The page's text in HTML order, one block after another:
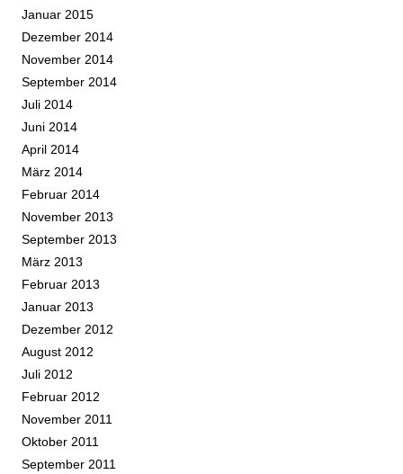
Januar 2015
Dezember 2014
November 2014
September 2014
Juli 2014
Juni 2014
April 2014
März 2014
Februar 2014
November 2013
September 2013
März 2013
Februar 2013
Januar 2013
Dezember 2012
August 2012
Juli 2012
Februar 2012
November 2011
Oktober 2011
September 2011